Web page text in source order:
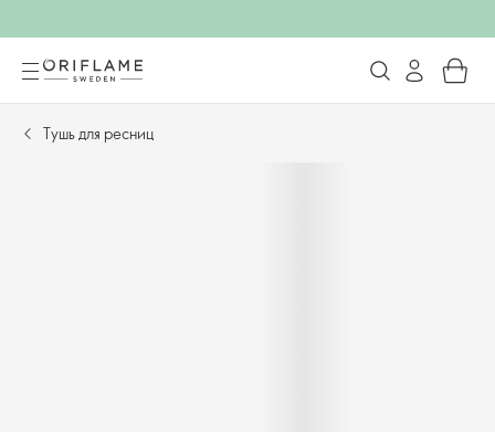
Тушь для ресниц